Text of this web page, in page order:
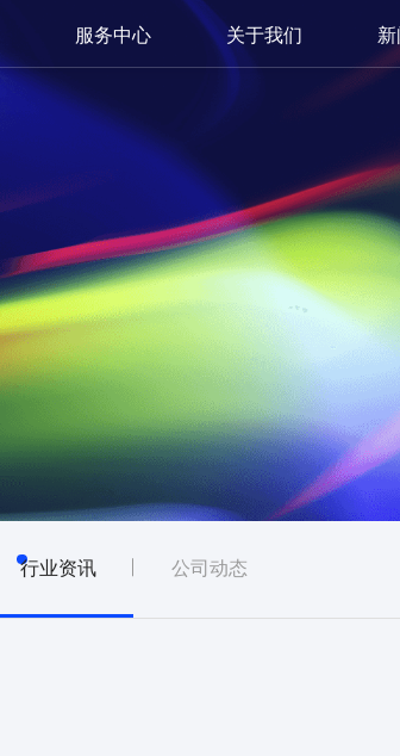
服务中心 关于我们
行业资讯 公司动态